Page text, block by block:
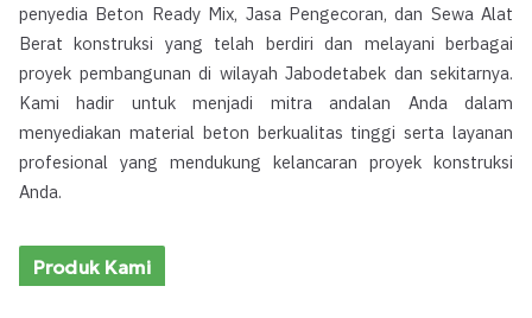
penyedia Beton Ready Mix, Jasa Pengecoran, dan Sewa Alat
Berat konstruksi yang telah berdiri dan melayani berbagai
proyek pembangunan di wilayah Jabodetabek dan sekitarnya.
Kami hadir untuk menjadi mitra andalan Anda dalam
menyediakan material beton berkualitas tinggi serta layanan
profesional yang mendukung kelancaran proyek konstruksi
Anda.
Produk Kami